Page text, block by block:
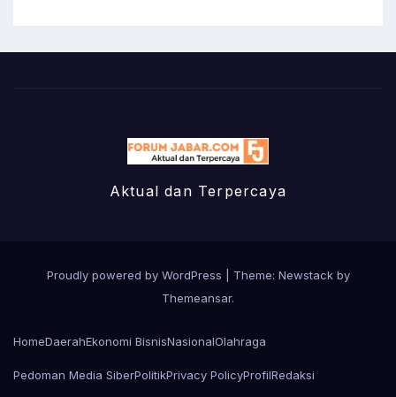
Aktual dan Terpercaya
Proudly powered by WordPress Theme: Newstackby
Themeansar.
HomeDaerahEkonomi BisnisNasionalOlahraga
Pedoman Media SiberPolitikPrivacy PolicyProfilRedaksi